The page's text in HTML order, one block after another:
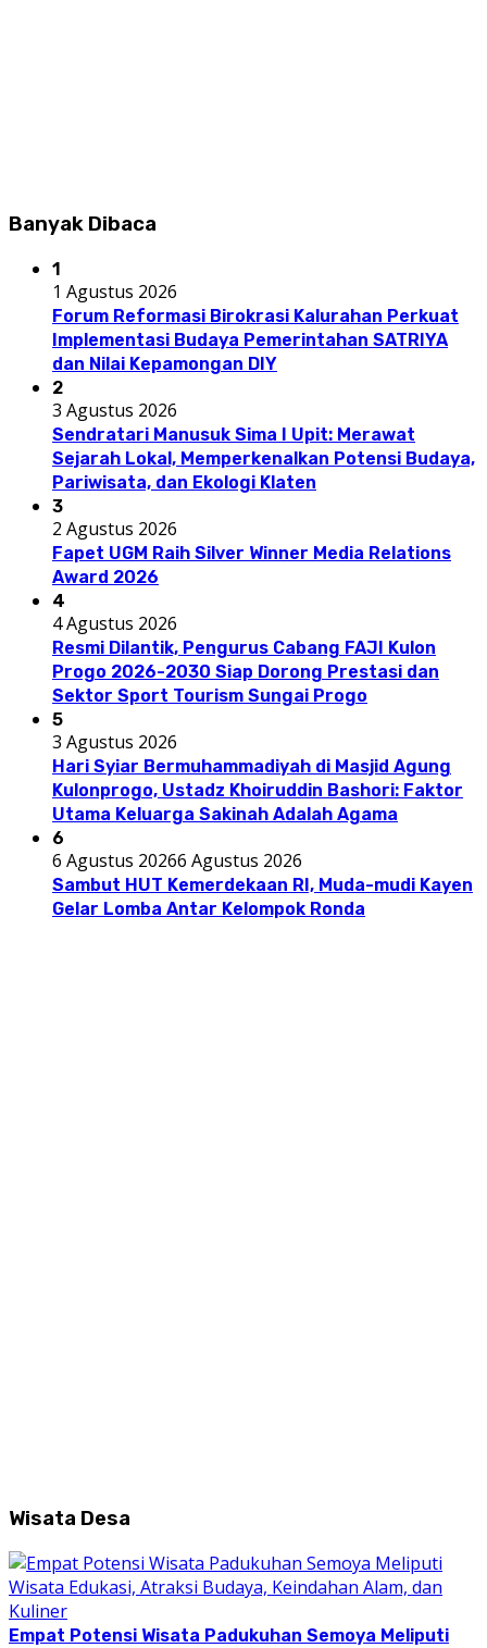
Banyak Dibaca
1
1 Agustus 2026
Forum Reformasi Birokrasi Kalurahan Perkuat
Implementasi Budaya Pemerintahan SATRIYA
dan Nilai Kepamongan DIY
2
3 Agustus 2026
Sendratari Manusuk Sima I Upit: Merawat
Sejarah Lokal, Memperkenalkan Potensi Budaya,
Pariwisata, dan Ekologi Klaten
3
2 Agustus 2026
Fapet UGM Raih Silver Winner Media Relations
Award 2026
4
4 Agustus 2026
Resmi Dilantik, Pengurus Cabang FAJI Kulon
Progo 2026-2030 Siap Dorong Prestasi dan
Sektor Sport Tourism Sungai Progo
5
3 Agustus 2026
Hari Syiar Bermuhammadiyah di Masjid Agung
Kulonprogo, Ustadz Khoiruddin Bashori: Faktor
Utama Keluarga Sakinah Adalah Agama
6
6 Agustus 20266 Agustus 2026
Sambut HUT Kemerdekaan RI, Muda-mudi Kayen
Gelar Lomba Antar Kelompok Ronda
Wisata Desa
Empat Potensi Wisata Padukuhan Semoya Meliputi